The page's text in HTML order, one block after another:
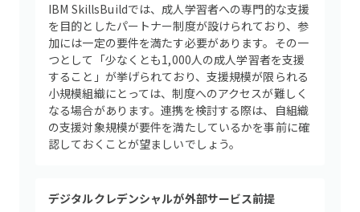
IBM SkillsBuildでは、成人学習者への専門的な支援
を目的としたパートナー制度が設けられており、参
加には一定の要件を満たす必要があります。その一
つとして「少なくとも1,000人の成人学習者を支援
すること」が挙げられており、支援規模が限られる
小規模組織にとっては、制度へのアクセスが難しく
なる場合があります。連携を検討する際は、自組織
の支援対象規模が要件を満たしているかを事前に確
認しておくことが望ましいでしょう。
デジタルクレデンシャルが外部サービス前提